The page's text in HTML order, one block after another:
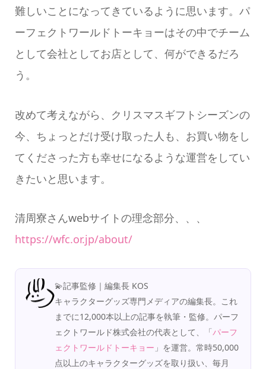
難しいことになってきているように思います。パ
ーフェクトワールドトーキョーはその中でチーム
として会社としてお店として、何ができるだろ
う。
改めて考えながら、クリスマスギフトシーズンの
今、ちょっとだけ受け取った人も、お買い物をし
てくださった方も幸せになるような運営をしてい
きたいと思います。
清周寮さんwebサイトの理念部分、、、
https://wfc.or.jp/about/
💫記事監修｜編集長 KOS
キャラクターグッズ専門メディアの編集長。これ
までに12,000本以上の記事を執筆・監修。パーフ
ェクトワールド株式会社の代表として、「パーフ
ェクトワールドトーキョー 」を運営。常時50,000
点以上のキャラクターグッズを取り扱い、毎月